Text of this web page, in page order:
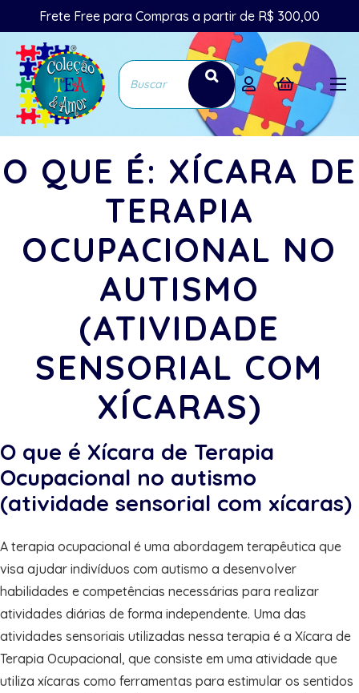
Frete Free para Compras a partir de R$ 300,00
O QUE É: XÍCARA DE
TERAPIA
OCUPACIONAL NO
AUTISMO
(ATIVIDADE
SENSORIAL COM
XÍCARAS)
O que é Xícara de Terapia
Ocupacional no autismo
(atividade sensorial com xícaras)
A terapia ocupacional é uma abordagem terapêutica que
visa ajudar indivíduos com autismo a desenvolver
habilidades e competências necessárias para realizar
atividades diárias de forma independente. Uma das
atividades sensoriais utilizadas nessa terapia é a Xícara de
Terapia Ocupacional, que consiste em uma atividade que
utiliza xícaras como ferramentas para estimular os sentidos